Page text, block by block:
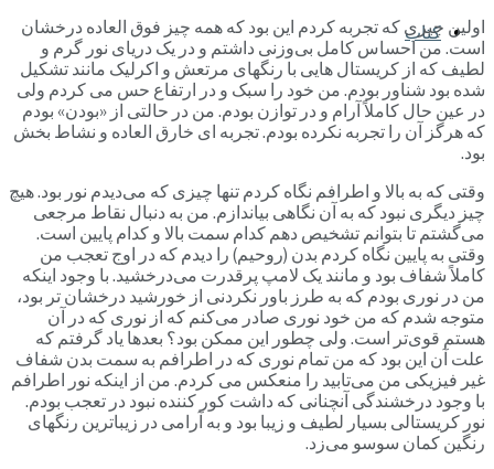
کتاب
اولین چیزی که تجربه کردم این بود که همه چیز فوق العاده درخشان
است. من احساس کامل بی‌وزنی داشتم و در یک دریای نور گرم و
لطیف که از کریستال هایی با رنگهای مرتعش و اکرلیک مانند تشکیل
شده بود شناور بودم. من خود را سبک و در ارتفاع حس می کردم ولی
در عین حال کاملاً آرام و در توازن بودم. من در حالتی از «بودن» بودم
که هرگز آن را تجربه نکرده بودم. تجربه ای خارق العاده و نشاط بخش
بود.
وقتی که به بالا و اطرافم نگاه کردم تنها چیزی که می‌دیدم نور بود. هیچ
چیز دیگری نبود که به آن نگاهی بیاندازم. من به دنبال نقاط مرجعی
می‌گشتم تا بتوانم تشخیص دهم کدام سمت بالا و کدام پایین است.
وقتی به پایین نگاه کردم بدن (روحیم) را دیدم که در اوج تعجب من
کاملاً شفاف بود و مانند یک لامپ پرقدرت می‌درخشید. با وجود اینکه
من در نوری بودم که به طرز باور نکردنی از خورشید درخشان تر بود،
متوجه شدم که من خود نوری صادر می‌کنم که از نوری که در آن
هستم قوی‌تر است. ولی چطور این ممکن بود؟ بعدها یاد گرفتم که
علت آن این بود که من تمام نوری که در اطرافم به سمت بدن شفاف
غیر فیزیکی من می‌تابید را منعکس می کردم. من از اینکه نور اطرافم
با وجود درخشندگی آنچنانی که داشت کور کننده نبود در تعجب بودم.
نور کریستالی بسیار لطیف و زیبا بود و به آرامی در زیباترین رنگهای
رنگین کمان سوسو می‌زد.